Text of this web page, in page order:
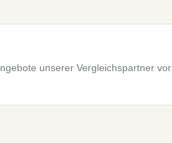
unserer Vergleichspartner vor.